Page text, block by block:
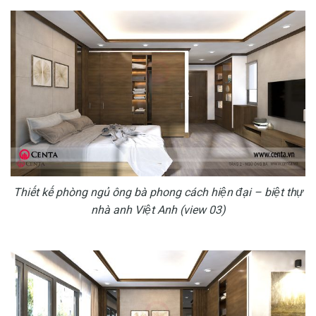
Thiết kế phòng ngủ ông bà phong cách hiện đại – biệt thự
nhà anh Việt Anh (view 03)